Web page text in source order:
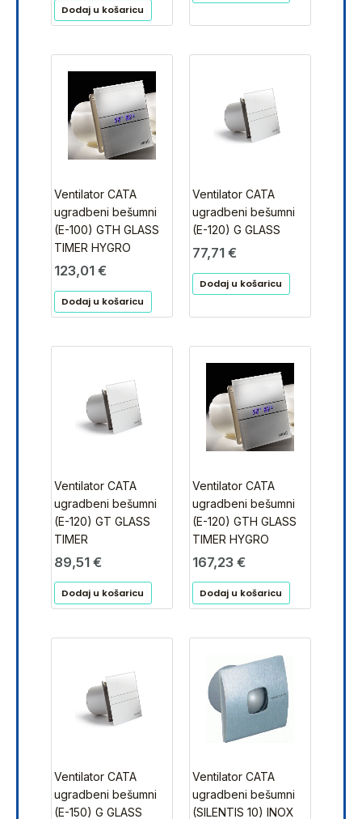
Dodaj u košaricu
Ventilator CATA
ugradbeni bešumni
(E-100) GTH GLASS
TIMER HYGRO
123,01 €
Dodaj u košaricu
Ventilator CATA
ugradbeni bešumni
(E-120) G GLASS
77,71 €
Dodaj u košaricu
Ventilator CATA
ugradbeni bešumni
(E-120) GT GLASS
TIMER
89,51 €
Dodaj u košaricu
Ventilator CATA
ugradbeni bešumni
(E-120) GTH GLASS
TIMER HYGRO
167,23 €
Dodaj u košaricu
Ventilator CATA
ugradbeni bešumni
(E-150) G GLASS
Ventilator CATA
ugradbeni bešumni
(SILENTIS 10) INOX